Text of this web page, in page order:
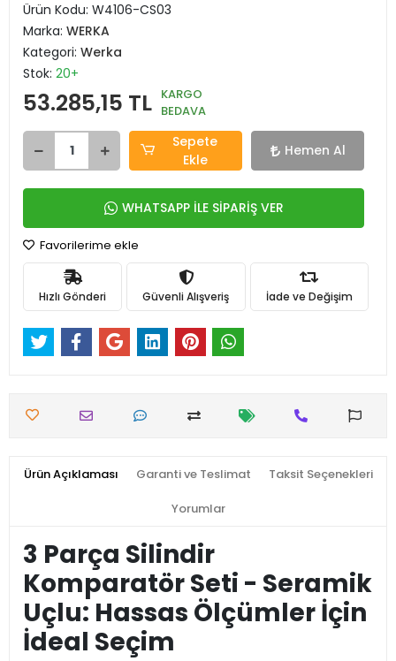
Ürün Kodu: W4106-CS03
Marka: WERKA
Kategori: Werka
Stok: 20+
53.285,15 TL KARGO
BEDAVA
Sepete
Ekle
Hemen Al
WHATSAPP İLE SİPARİŞ VER
Favorilerime ekle
Hızlı Gönderi Güvenli Alışveriş İade ve Değişim
Ürün Açıklaması Garanti ve Teslimat Taksit Seçenekleri
Yorumlar
3 Parça Silindir
Komparatör Seti - Seramik
Uçlu: Hassas Ölçümler İçin
İdeal Seçim